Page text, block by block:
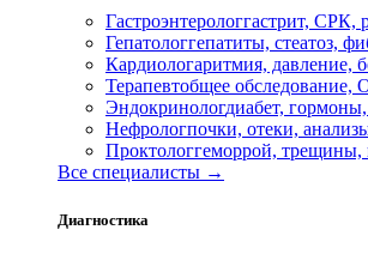
Гастроэнтерологгастрит, СРК,
Гепатологгепатиты, стеатоз,
Кардиологаритмия, давление,
Терапевтобщее обследование,
Эндокринологдиабет,
Нефрологпочки, отеки,
Проктологгеморрой,
Все специалисты →
Диагностика